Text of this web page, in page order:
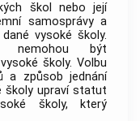
škol nebo její
samosprávy a
vysoké školy.
nemohou být
školy. Volbu
a způsob jednání
školy upraví statut
školy, který